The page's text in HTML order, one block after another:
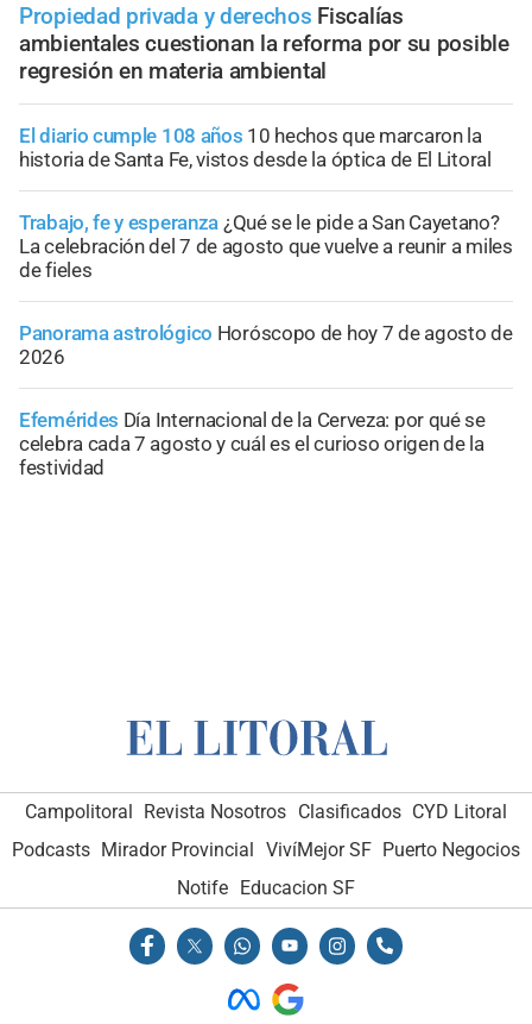
Propiedad privada y derechos Fiscalías
ambientales cuestionan la reforma por su posible
regresión en materia ambiental
El diario cumple 108 años 10 hechos que marcaron la
historia de Santa Fe, vistos desde la óptica de El Litoral
Trabajo, fe y esperanza ¿Qué se le pide a San Cayetano?
La celebración del 7 de agosto que vuelve a reunir a miles
de fieles
Panorama astrológico Horóscopo de hoy 7 de agosto de
2026
Efemérides Día Internacional de la Cerveza: por qué se
celebra cada 7 agosto y cuál es el curioso origen de la
festividad
Campolitoral Revista Nosotros Clasificados CYD Litoral
Podcasts Mirador Provincial VivíMejor SF Puerto Negocios
Notife Educacion SF